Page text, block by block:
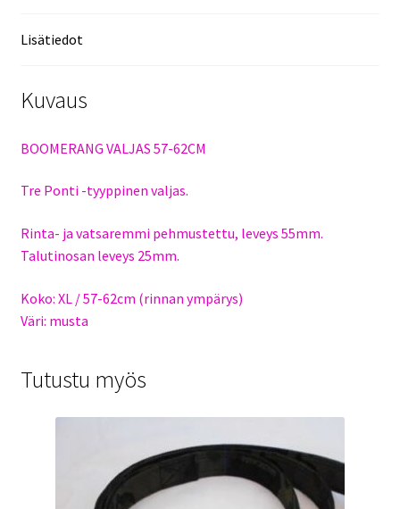
Lisätiedot
Kuvaus
BOOMERANG VALJAS 57-62CM
Tre Ponti -tyyppinen valjas.
Rinta- ja vatsaremmi pehmustettu, leveys 55mm.
Talutinosan leveys 25mm.
Koko: XL / 57-62cm (rinnan ympärys)
Väri: musta
Tutustu myös